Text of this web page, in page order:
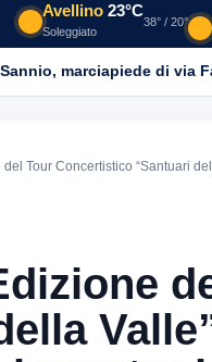
Avellino 23°C
Soleggiato
38° / 20°
marciapiede di via
Tour Concertistico “Santuari